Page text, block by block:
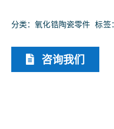
分类：氧化锆陶瓷零件 标签：
咨询我们